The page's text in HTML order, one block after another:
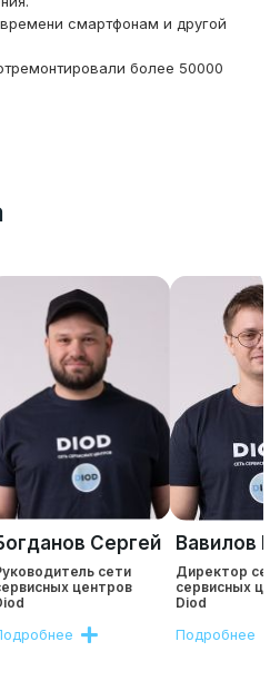
смартфонам и другой
более 50000
Сергей
сети
центров
Вавилов
Директор
сервисных
Diod
Подробнее